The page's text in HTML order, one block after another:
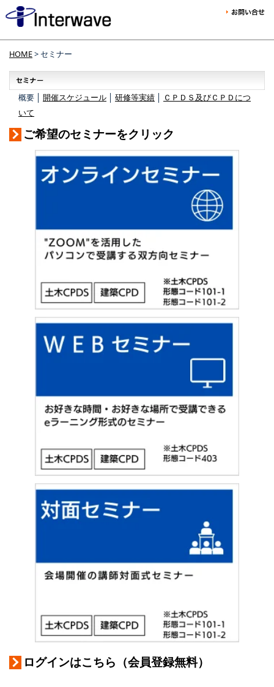
HOME> セミナー
概要 │ 開催スケジュール 研修等実績
ＣＰＤＳ及びＣＰＤにつ
いて
ご希望のセミナーをクリック
ログインはこちら（会員登録無料）